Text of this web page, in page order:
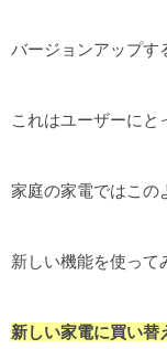
バージョンアップす
これはユーザーにと
家庭の家電ではこの
新しい機能を使って
新しい家電に買い